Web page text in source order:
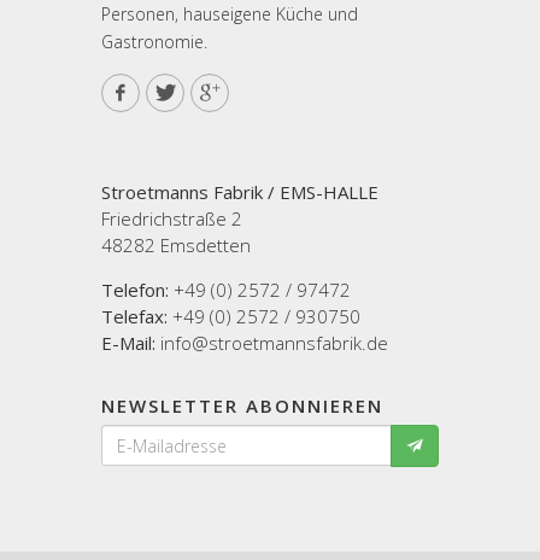
Personen, hauseigene Küche und
Gastronomie.
Stroetmanns Fabrik / EMS-HALLE
Friedrichstraße 2
48282 Emsdetten
Telefon: +49 (0) 2572 / 97472
Telefax: +49 (0) 2572 / 930750
E-Mail: info@stroetmannsfabrik.de
NEWSLETTER ABONNIEREN